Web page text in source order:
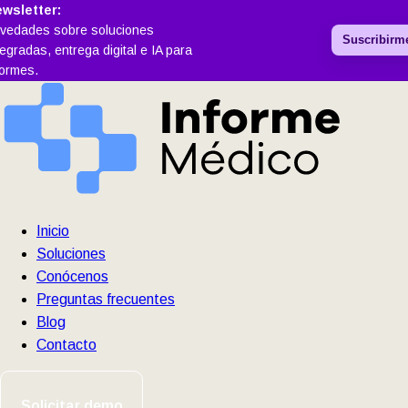
sobre soluciones
entrega digital e IA para
Inicio
Soluciones
Conócenos
Preguntas frecuentes
Blog
Contacto